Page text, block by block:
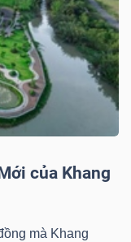
của Khang
mà Khang